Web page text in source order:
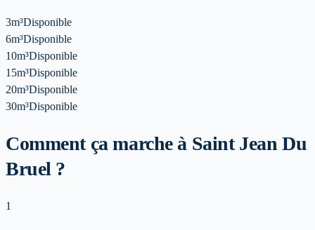
3m³Disponible
6m³Disponible
10m³Disponible
15m³Disponible
20m³Disponible
30m³Disponible
Comment ça marche à Saint Jean Du
Bruel ?
1